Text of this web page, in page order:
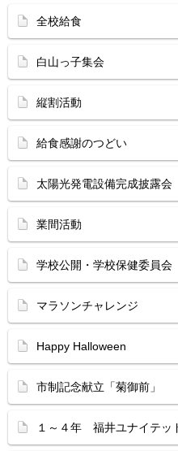
全校給食
白山っ子集会
縦割活動
給食感謝のつどい
太陽光発電設備完成披露会
業間活動
学校公開・学校保健委員会
マラソンチャレンジ
Happy Halloween
市制記念献立「菊御前」
１～４年 福井ユナイテッ